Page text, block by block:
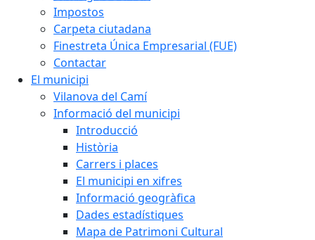
Impostos
Carpeta ciutadana
Finestreta Única Empresarial (FUE)
Contactar
El municipi
Vilanova del Camí
Informació del municipi
Introducció
Història
Carrers i places
El municipi en xifres
Informació geogràfica
Dades estadístiques
Mapa de Patrimoni Cultural